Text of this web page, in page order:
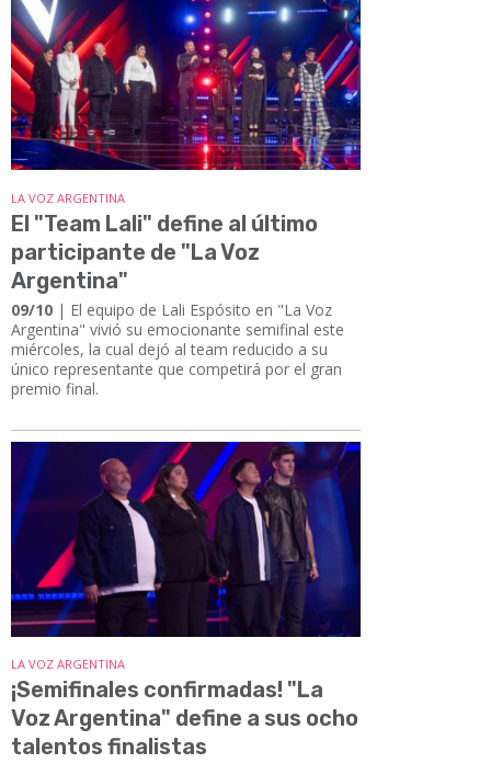
LA VOZ ARGENTINA
El "Team Lali" define al último
participante de "La Voz
Argentina"
09/10 | El equipo de Lali Espósito en "La Voz
Argentina" vivió su emocionante semifinal este
miércoles, la cual dejó al team reducido a su
único representante que competirá por el gran
premio final.
LA VOZ ARGENTINA
¡Semifinales confirmadas! "La
Voz Argentina" define a sus ocho
talentos finalistas